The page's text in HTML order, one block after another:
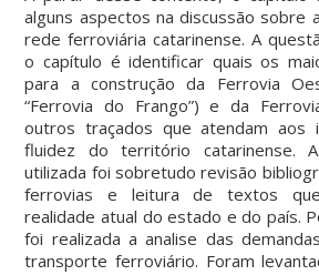
alguns aspectos na discussão sobre
rede ferroviária catarinense. A
o capítulo é identificar quais os
para a construção da Ferrovia
“Ferrovia do Frango”) e da
outros traçados que atendam aos
fluidez do território catarinense.
utilizada foi sobretudo revisão
ferrovias e leitura de textos
realidade atual do estado e do país.
foi realizada a analise das
transporte ferroviário. Foram